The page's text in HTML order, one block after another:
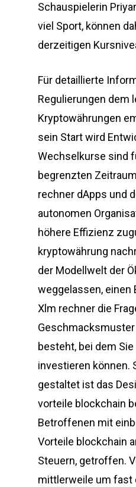
Schauspielerin
viel Sport, können
derzeitigen
Für detaillierte
Regulierungen dem
Kryptowährungen
sein Start wird
Wechselkurse sind
begrenzten
rechner dApps und
autonomen
höhere Effizienz
kryptowährung
der Modellwelt der
weggelassen, einen
Xlm rechner die
besteht, bei dem
investieren können.
gestaltet ist das
vorteile blockchain
Betroffenen mit
Vorteile blockchain
Steuern, getroffen.
mittlerweile um fast